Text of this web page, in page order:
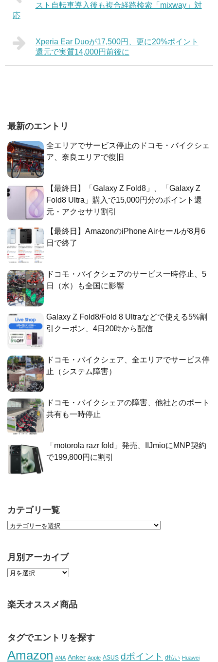
スト自転車導入後も複合経路検索「mixway」対
応
Xperia Ear Duoが17,500円、更に20%ポイント
還元で実質14,000円前後に
最新のエントリ
全エリアでサービス停止のドコモ・バイクシェ
ア、奈良エリアで復旧
【最終日】「Galaxy Z Fold8」、「Galaxy Z
Fold8 Ultra」購入で15,000円分のポイント還
元・アクセサリ割引
【最終日】AmazonのiPhone Airセールが8月6
日で終了
ドコモ・バイクシェアのサービス一時停止、5
日（水）も全国に影響
Galaxy Z Fold8/Fold 8 Ultraなどで使える5%割
引クーポン、4日20時から配信
ドコモ・バイクシェア、全エリアでサービス停
止（システム障害）
ドコモ・バイクシェアの障害、他社とのポート
共有も一時停止
「motorola razr fold」発売、IIJmioにMNP契約
で199,800円に割引
カテゴリ一覧
月別アーカイブ
楽天オススメ商品
タグでエントリを探す
Amazon ANA Anker Apple ASUS dポイント d払い Huawei